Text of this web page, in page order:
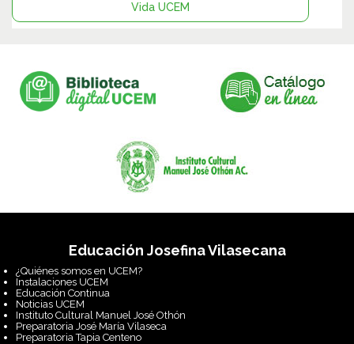
Vida UCEM
Educación Josefina Vilasecana
¿Quiénes somos en UCEM?
Instalaciones UCEM
Educación Continua
Noticias UCEM
Instituto Cultural Manuel José Othón
Preparatoria José María Vilaseca
Preparatoria Tapia Centeno